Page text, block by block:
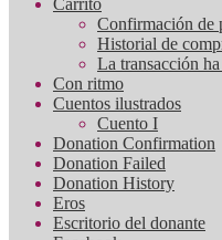
Carrito
Confirmación de
Historial de
La transacción
Con ritmo
Cuentos ilustrados
Cuento I
Donation Confirmation
Donation Failed
Donation History
Eros
Escritorio del donante